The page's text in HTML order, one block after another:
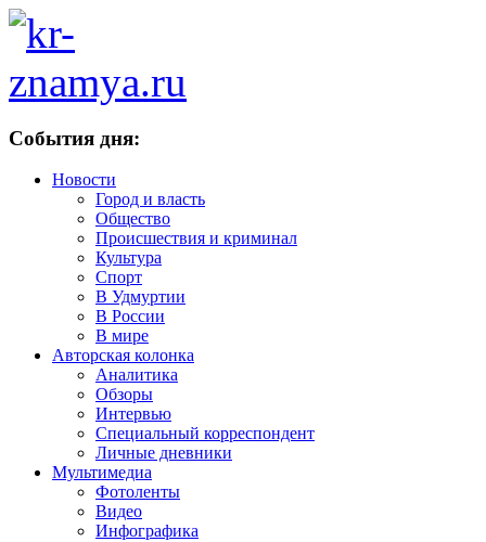
События дня:
Новости
Город и власть
Общество
Происшествия и криминал
Культура
Спорт
В Удмуртии
В России
В мире
Авторская колонка
Аналитика
Обзоры
Интервью
Специальный корреспондент
Личные дневники
Мультимедиа
Фотоленты
Видео
Инфографика